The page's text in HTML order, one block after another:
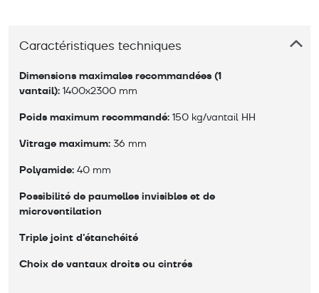
Caractéristiques techniques
Dimensions maximales recommandées (1
vantail): 1400x2300 mm
Poids maximum recommandé: 150 kg/vantail HH
Vitrage maximum: 36 mm
Polyamide: 40 mm
Possibilité de paumelles invisibles et de
microventilation
Triple joint d'étanchéité
Choix de vantaux droits ou cintrés